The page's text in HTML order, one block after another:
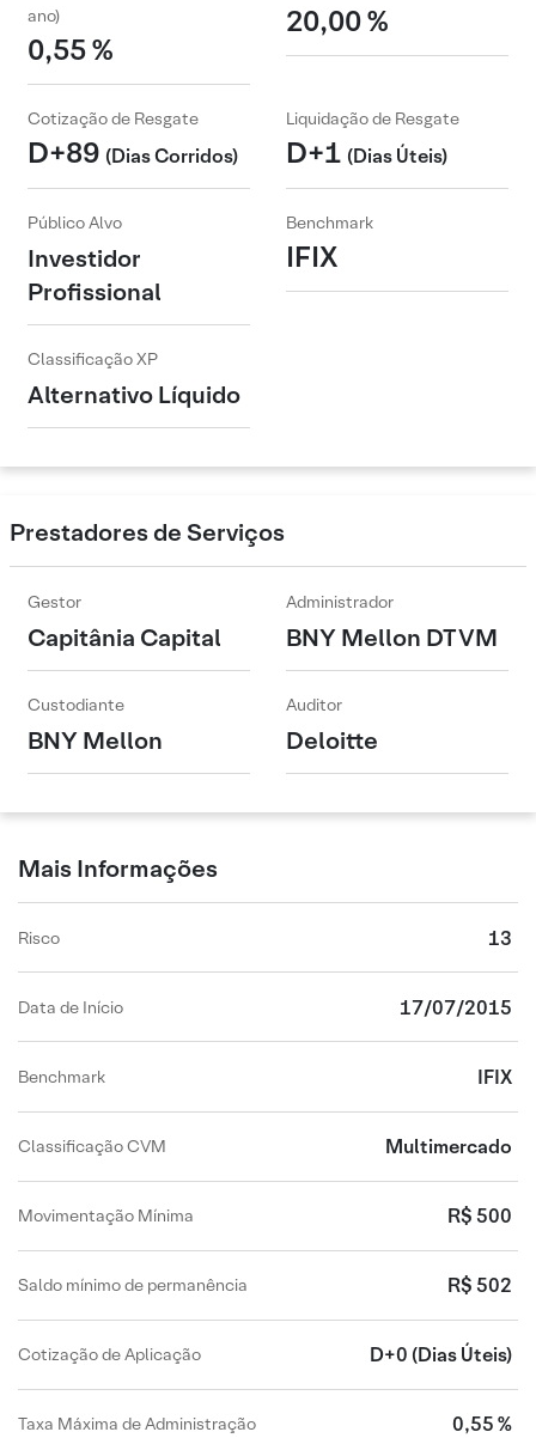
ano)
0,55 %
20,00 %
Cotização de Resgate
D+89 (Dias Corridos)
Liquidação de Resgate
D+1 (Dias Úteis)
Público Alvo
Investidor
Profissional
Benchmark
IFIX
Classificação XP
Alternativo Líquido
Prestadores de Serviços
Gestor
Capitânia Capital
Administrador
BNY Mellon DTVM
Custodiante
BNY Mellon
Auditor
Deloitte
Mais Informações
Risco 13
Data de Início 17/07/2015
Benchmark IFIX
Classificação CVM Multimercado
Movimentação Mínima R$ 500
Saldo mínimo de permanência R$ 502
Cotização de Aplicação D+0 (Dias Úteis)
Taxa Máxima de Administração
0,55 %